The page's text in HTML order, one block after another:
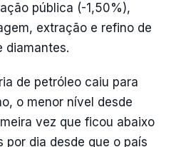
pública (-1,50%),
extração e refino de
diamantes.
de petróleo caiu para
o menor nível desde
vez que ficou abaixo
por dia desde que o país